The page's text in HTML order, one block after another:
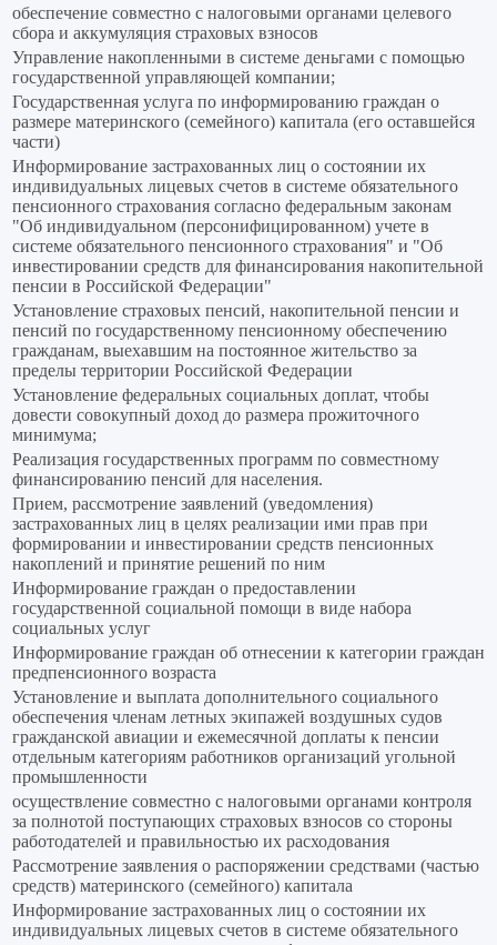
обеспечение совместно с налоговыми органами целевого
сбора и аккумуляция страховых взносов
Управление накопленными в системе деньгами с помощью
государственной управляющей компании;
Государственная услуга по информированию граждан о
размере материнского (семейного) капитала (его оставшейся
части)
Информирование застрахованных лиц о состоянии их
индивидуальных лицевых счетов в системе обязательного
пенсионного страхования согласно федеральным законам
"Об индивидуальном (персонифицированном) учете в
системе обязательного пенсионного страхования" и "Об
инвестировании средств для финансирования накопительной
пенсии в Российской Федерации"
Установление страховых пенсий, накопительной пенсии и
пенсий по государственному пенсионному обеспечению
гражданам, выехавшим на постоянное жительство за
пределы территории Российской Федерации
Установление федеральных социальных доплат, чтобы
довести совокупный доход до размера прожиточного
минимума;
Реализация государственных программ по совместному
финансированию пенсий для населения.
Прием, рассмотрение заявлений (уведомления)
застрахованных лиц в целях реализации ими прав при
формировании и инвестировании средств пенсионных
накоплений и принятие решений по ним
Информирование граждан о предоставлении
государственной социальной помощи в виде набора
социальных услуг
Информирование граждан об отнесении к категории граждан
предпенсионного возраста
Установление и выплата дополнительного социального
обеспечения членам летных экипажей воздушных судов
гражданской авиации и ежемесячной доплаты к пенсии
отдельным категориям работников организаций угольной
промышленности
осуществление совместно с налоговыми органами контроля
за полнотой поступающих страховых взносов со стороны
работодателей и правильностью их расходования
Рассмотрение заявления о распоряжении средствами (частью
средств) материнского (семейного) капитала
Информирование застрахованных лиц о состоянии их
индивидуальных лицевых счетов в системе обязательного